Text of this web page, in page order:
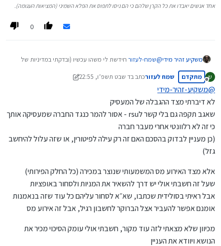
אחד אנשים יאבדו את כל הקרן שלהם כי הם ניסו לתפוס את הפלא השמיני (המציאות העגומה).
0
משקיע זהיר מידי@שמח-לעזור חידשת לי משהו עכשיו (ובדקתי במדיניות של
תודה
תמיד יהיה של החברה שלך, וברגע שאסור לך לסחור בכל
פעולה שתרוויח או תמזער נזק מירידת ערך של החברה אז כבר
אין מקום למסחר.
במקרה של עליות אתה תרצה למכור את המניה בכל מקרה.
האיסור הוא לסחור נגד החברה בכל צורה שהיא גם ברכישת
אופציות פוט שלא מחייב אותך להחזיק נכס כנגד (אתה מוכר את
שהבשיל קודם והצטבר אבל אז הרוב כבר יעבור 24 חודש.
מה שאני לא מבין זה, אם ידעת את הנקודה הזו מה היה הצד
שלך שזה יהיה רלוונטי?
ש
מנותק
מתקדם שמח לעזורכתב בד שבט תשפ״ו, 22:55
נערך לאחרונה על ידי שמח לעזור
@משקיע-זהיר-מידי
לא דיברתי מצד ההגבלה של המעסיק
שאגב תקפה גם בלי קשר לrsu - אסור להמר כנגד החברה שמעסיקה אותך
כי זה לא רלוונטי אחרי מעבר חברה
(כן מעניין לבדוק בהסכם האם זה רק עילה לפיטורין, או שזה עלול להיחשב
גזל)
אלא מצד האירוע מס המשמעותי שנוצר במכירה (כל החלק הפירותי)
שעל זה חשבתי אולי יש דרך להשאיר את המניות ולסחור באופציות
אבל ראיתי בסולידית שכתבו, שא״א לסחור עליהם כל עוד שזה בנאמנות
אומנם אפשר להעביר אצל הברוקר לחשבון רגיל, אבל זה אירוע מס
מכיוון שלא מצאתי לזה עוד מקור, חשבתי אולי עומק הסיכוי מכיר את
הנושא ויוודא את העניין